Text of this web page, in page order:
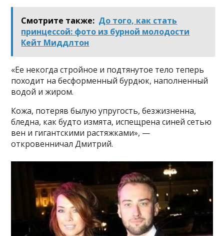
Смотрите также: До того, как стать
принцессой: фото из бурной молодости
Кейт Миддлтон
«Ее некогда стройное и подтянутое тело теперь
походит на бесформенный бурдюк, наполненный
водой и жиром.
Кожа, потеряв былую упругость, безжизненна,
бледна, как будто измята, испещрена синей сетью
вен и гигантскими растяжками», —
откровенничал Дмитрий.